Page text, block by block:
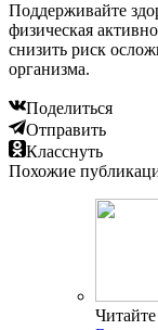
Поддерживайте
физическая
снизить риск
организма.
Поделиться
Отправить
Класснуть
Похожие